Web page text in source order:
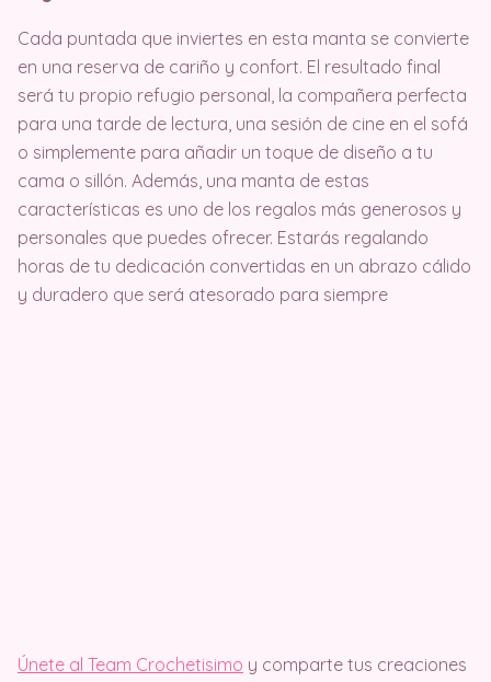
Cada puntada que inviertes en esta manta se convierte
en una reserva de cariño y confort. El resultado final
será tu propio refugio personal, la compañera perfecta
para una tarde de lectura, una sesión de cine en el sofá
o simplemente para añadir un toque de diseño a tu
cama o sillón. Además, una manta de estas
características es uno de los regalos más generosos y
personales que puedes ofrecer. Estarás regalando
horas de tu dedicación convertidas en un abrazo cálido
y duradero que será atesorado para siempre
Únete al Team Crochetisimo y comparte tus creaciones